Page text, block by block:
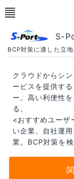
S-
BCP対策に適した立
クラウドからシ
ービスを提供す
ー。高い利便性
る。
<おすすめユーザ
い企業。自社運
業。BCP対策を検